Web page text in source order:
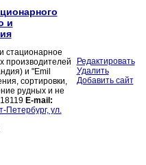
и
стационарное
производителей
и "Emil
сортировки,
рудных и не
E-mail:
Петербург, ул.
Редактировать
Удалить
Добавить сайт